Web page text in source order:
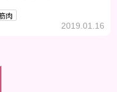
！
肉
2019.01.16